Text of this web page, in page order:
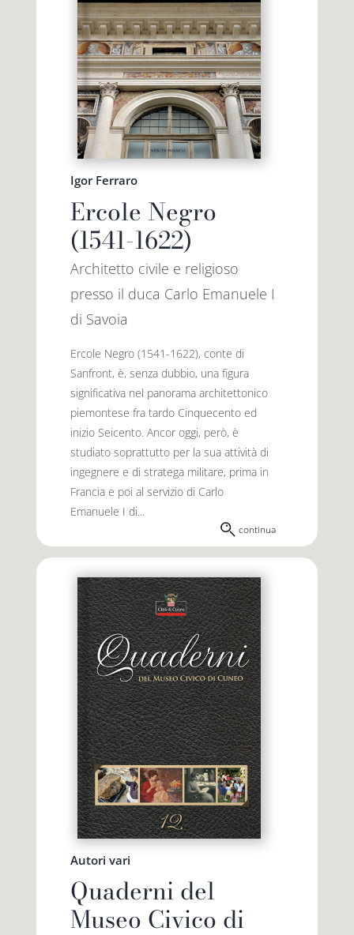
Igor Ferraro
Ercole Negro
(1541-1622)
Architetto civile e religioso
presso il duca Carlo Emanuele I
di Savoia
Ercole Negro (1541-1622), conte di
Sanfront, è, senza dubbio, una figura
significativa nel panorama architettonico
piemontese fra tardo Cinquecento ed
inizio Seicento. Ancor oggi, però, è
studiato soprattutto per la sua attività di
ingegnere e di stratega militare, prima in
Francia e poi al servizio di Carlo
Emanuele I di...
continua
Autori vari
Quaderni del
Museo Civico di